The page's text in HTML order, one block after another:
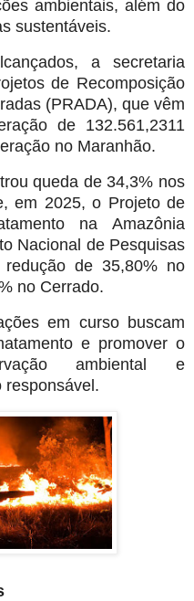
ambientais, além do
sustentáveis.
a secretaria
de Recomposição
(PRADA), que vêm
de 132.561,2311
no Maranhão.
queda de 34,3% nos
em 2025, o Projeto de
na Amazônia
Nacional de Pesquisas
redução de 35,80% no
no Cerrado.
em curso buscam
e promover o
ambiental e
responsável.